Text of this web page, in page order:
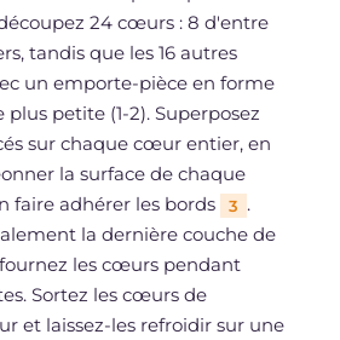
24 cœurs : 8 d'entre
tandis que les 16 autres
un emporte-pièce en forme
petite (1-2). Superposez
sur chaque cœur entier, en
la surface de chaque
faire adhérer les bords
3 .
la dernière couche de
les cœurs pendant
Sortez les cœurs de
et laissez-les refroidir sur une